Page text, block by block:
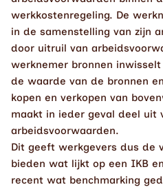
werkkostenregeling. De
in de samenstelling van zijn
door uitruil van
werknemer bronnen
de waarde van de bronnen
kopen en verkopen van
maakt in ieder geval deel uit
arbeidsvoorwaarden.
Dit geeft werkgevers dus de
bieden wat lijkt op een IKB
recent wat benchmarking